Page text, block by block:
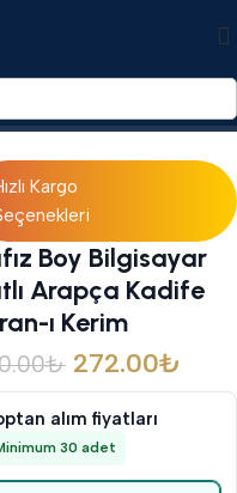
Kerimler
Kargo
Boy Bilgisayar
Arapça Kadife
ı Kerim
₺ 272.00₺
alım fiyatları
30 adet